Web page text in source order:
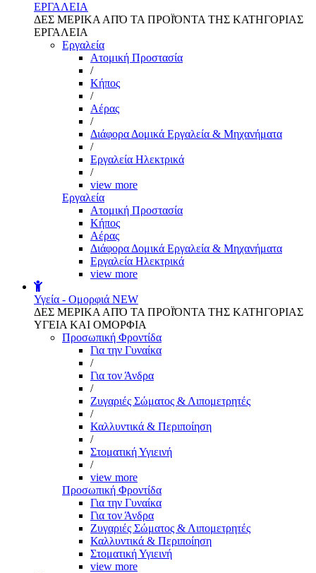
ΕΡΓΑΛΕΙΑ
ΔΕΣ ΜΕΡΙΚΑ ΑΠΌ ΤΑ ΠΡΟΪΌΝΤΑ ΤΗΣ ΚΑΤΗΓΟΡΙΑΣ
ΕΡΓΑΛΕΙΑ
Εργαλεία
Aτομική Προστασία
/
Kήπος
/
Αέρας
/
Διάφορα Δομικά Εργαλεία & Μηχανήματα
/
Εργαλεία Ηλεκτρικά
/
view more
Εργαλεία
Aτομική Προστασία
Kήπος
Αέρας
Διάφορα Δομικά Εργαλεία & Μηχανήματα
Εργαλεία Ηλεκτρικά
view more
Υγεία - Ομορφιά NEW
ΔΕΣ ΜΕΡΙΚΑ ΑΠΌ ΤΑ ΠΡΟΪΌΝΤΑ ΤΗΣ ΚΑΤΗΓΟΡΙΑΣ
ΥΓΕΙΑ ΚΑΙ ΟΜΟΡΦΙΑ
Προσωπική Φροντίδα
Για την Γυναίκα
/
Για τον Άνδρα
/
Ζυγαριές Σώματος & Λιπομετρητές
/
Καλλυντικά & Περιποίηση
/
Στοματική Υγιεινή
/
view more
Προσωπική Φροντίδα
Για την Γυναίκα
Για τον Άνδρα
Ζυγαριές Σώματος & Λιπομετρητές
Καλλυντικά & Περιποίηση
Στοματική Υγιεινή
view more